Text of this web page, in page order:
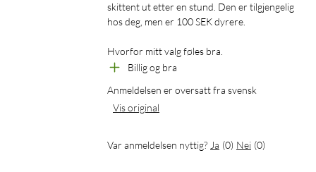
skittent ut etter en stund. Den er tilgjengelig
hos deg, men er 100 SEK dyrere.
Hvorfor mitt valg føles bra.
Billig og bra
Anmeldelsen er oversatt fra svensk
Vis original
Var anmeldelsen nyttig? Ja (0) Nei (0)